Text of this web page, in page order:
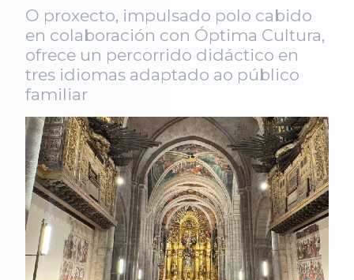
O proxecto, impulsado polo cabido
en colaboración con Óptima Cultura,
ofrece un percorrido didáctico en
tres idiomas adaptado ao público
familiar